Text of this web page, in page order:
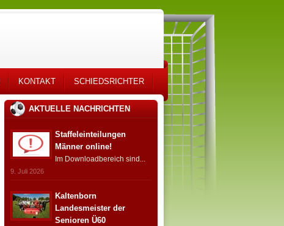
KONTAKT SCHIEDSRICHTER
AKTUELLE NACHRICHTEN
Staffeleinteilungen
Männer online!
Im Downloadbereich sind...
9. Juli 2026
Kaltenborn
Landesmeister der
Senioren Ü60